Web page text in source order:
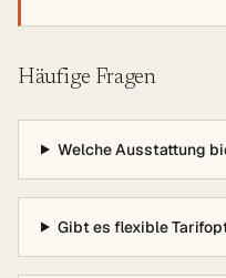
Häufige Fragen
Welche Ausstattung
Gibt es flexible